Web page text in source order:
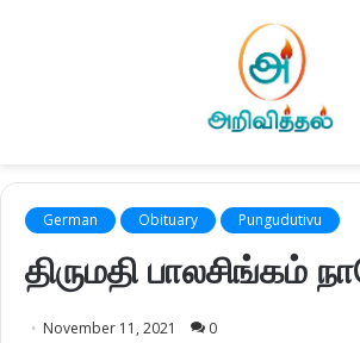
German Obituary Pungudutivu
திருமதி பாலசிங்கம்
November 11, 2021 0